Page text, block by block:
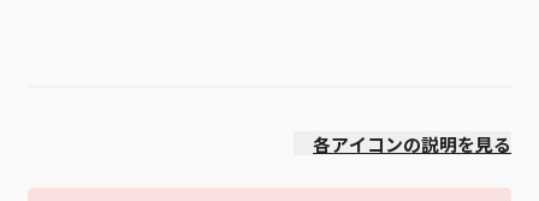
各アイコンの説明を見る